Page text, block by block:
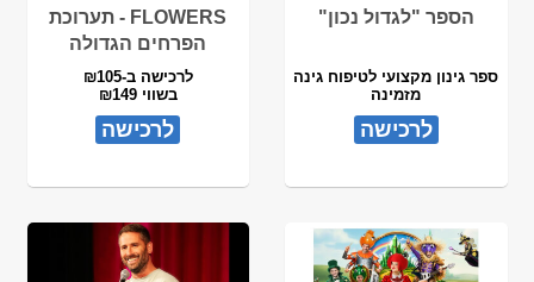
הספר "לגדול נכון"
ספר גינון מקצועי לטיפוח גינה
מזמינה
לרכישה
FLOWERS - תערוכת
הפרחים הגדולה
לרכישה ב-₪105
בשווי ₪149
לרכישה